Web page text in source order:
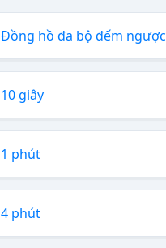
Đồng hồ đa bộ đếm ngược
10 giây
1 phút
4 phút